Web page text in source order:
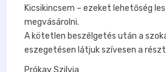
Kicsikincsem – ezeket lehetőség
megvásárolni.
A kötetlen beszélgetés után a
eszegetésen látjuk szívesen a
Prókay Szilvia